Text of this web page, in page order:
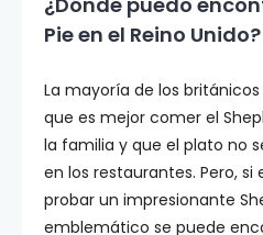
Pie en el Reino Unido?
La mayoría de los
que es mejor comer el
la familia y que el plato no
en los restaurantes. Pero,
probar un impresionante
emblemático se puede